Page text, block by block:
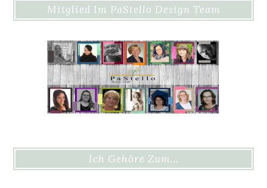
Mitglied Im PaStello Design Team
Ich Gehöre Zum…